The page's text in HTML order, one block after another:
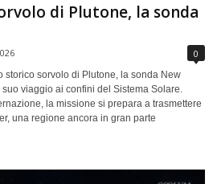
di Plutone, la sonda
0
storico sorvolo di Plutone, la sonda New
viaggio ai confini del Sistema Solare.
la missione si prepara a trasmettere
una regione ancora in gran parte